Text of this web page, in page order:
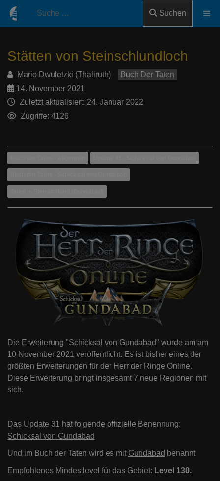
Suchen
Stätten von Steinschlundloch
Mario Dwuletzki (Thaliruth)
Buch Der Taten
14. November 2021
Zuletzt aktualisiert: 24. Januar 2022
Zugriffe: 4126
Die Erweiterung "Schicksal von Gundabad" wurde am am
10 November 2021 veröffentlicht. Es ist bisher eines der
größten Erweiterungen für der Herr der Ringe Online.
Diese Erweiterung bringt insgesamt 7 neue Regionen mit
sich.
Das Update 31 hat folgende offizielle Benennung:
Schicksal von Gundabad
Und im Buch der Taten wird es mit Gundabad benannt
Empfohlenes Mindestlevel für das Gebiet: Level 130.